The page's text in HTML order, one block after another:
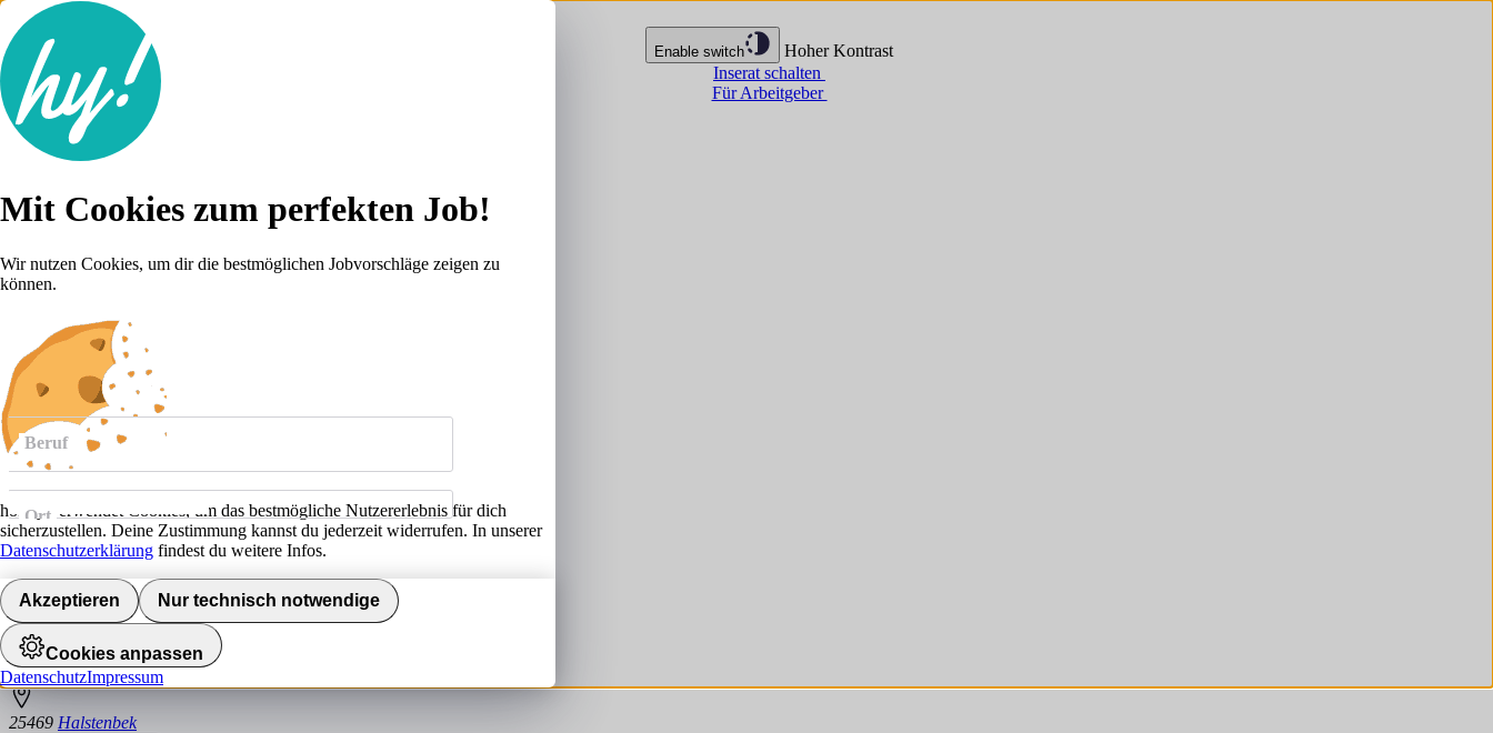
Enable switch
Hoher Kontrast
Inserat schalten
Für Arbeitgeber
Lebenslauf
Jobs anzeigen
Beruf
Ort
Jobs finden
Junior Sales Manager (m/w/d)
Ulf Zinne GmbH
25469 Halstenbek
Mit Cookies zum perfekten Job!
Wir nutzen Cookies, um dir die bestmöglichen Jobvorschläge zeigen zu
können.
hokify verwendet Cookies, um das bestmögliche Nutzererlebnis für dich
sicherzustellen. Deine Zustimmung kannst du jederzeit widerrufen. In unserer
Datenschutzerklärung findest du weitere Infos.
Akzeptieren Nur technisch notwendige
Cookies anpassen
DatenschutzImpressum